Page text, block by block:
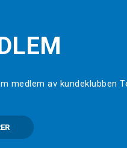
medlem av kundeklubben